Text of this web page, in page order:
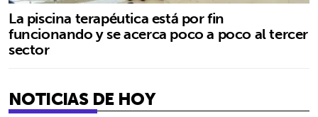
La piscina terapéutica está por fin
funcionando y se acerca poco a poco al tercer
sector
NOTICIAS DE HOY